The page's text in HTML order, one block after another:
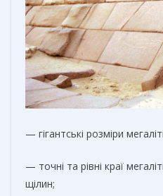
— гігантські розміри
— точні та рівні краї
щілин;